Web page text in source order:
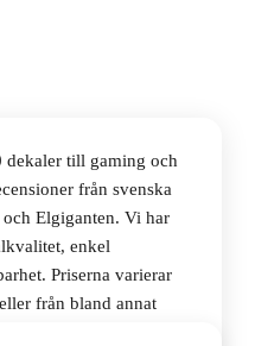
dekaler till gaming och
från svenska
Elgiganten. Vi har
enkel
Priserna varierar
från bland annat